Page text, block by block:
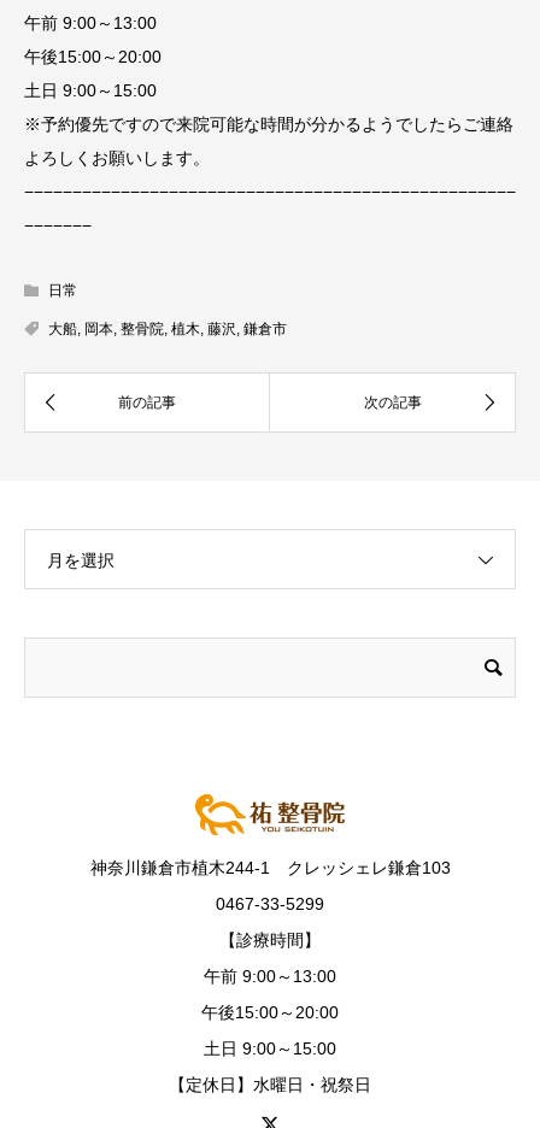
午前 9:00～13:00
午後15:00～20:00
土日 9:00～15:00
※予約優先ですので来院可能な時間が分かるようでしたらご連絡
よろしくお願いします。
−−−−−−−−−−−−−−−−−−−−−−−−−−−−−−−−−−−−−−−−−−−−−−−−−−−
−−−−−−−
日常
大船, 岡本, 整骨院, 植木, 藤沢, 鎌倉市
月を選択
神奈川鎌倉市植木244-1 クレッシェレ鎌倉103
0467-33-5299
【診療時間】
午前 9:00～13:00
午後15:00～20:00
土日 9:00～15:00
【定休日】水曜日・祝祭日